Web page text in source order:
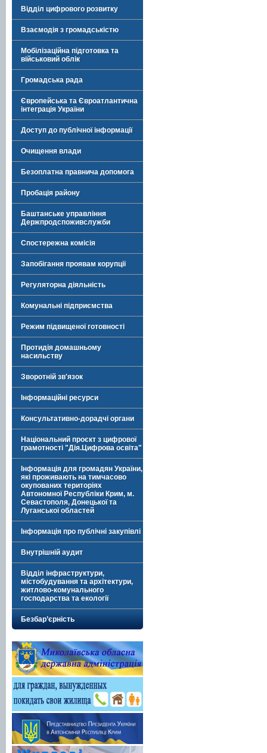
Відділ цифрового розвитку
Взаємодія з громадськістю
Мобілізаційна підготовка та
військовий облік
Громадська рада
Європейська та Євроатлантична
інтеграція України
Доступ до публічної інформації
Очищення влади
Безоплатна правнича допомога
Пробація району
Баштанське управління
Держпродспоживслужби
Спостережна комісія
Запобігання проявам корупції
Регуляторна діяльність
Комунальні підприємства
Режим підвищеної готовності
Протидія домашньому
насильству
Зворотній зв'язок
Інформаційні ресурси
Консультативно-дорадчі органи
Національний проєкт з цифрової
грамотності "Дія.Цифрова освіта"
Інформація для громадян України,
які проживають на тимчасово
окупованих територіях
Автономної Республіки Крим, м.
Севастополя, Донецької та
Луганської областей
Інформація про публічні закупівлі
Внутрішній аудит
Відділ інфраструктури,
містобудування та архітектури,
житлово-комунального
господарства та екології
Безбар’єрність